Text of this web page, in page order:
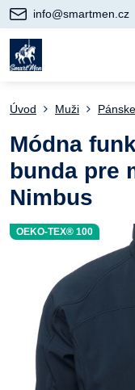
info@smartmen.cz
OEKO-TEX® 100
Úvod Muži
Módna
bunda pre
Nimbus